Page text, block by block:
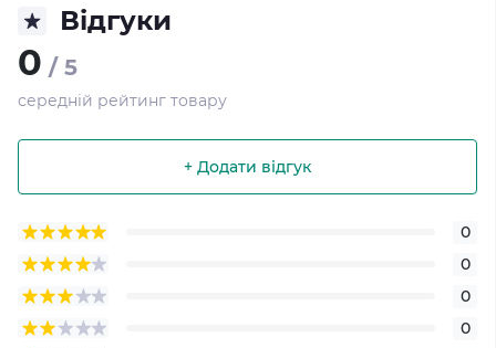
Відгуки
0 / 5
середній рейтинг товару
+ Додати відгук
0
0
0
0